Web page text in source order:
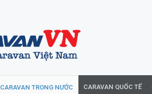
CARAVAN TRONG NƯỚC CARAVAN QUỐC TẾ